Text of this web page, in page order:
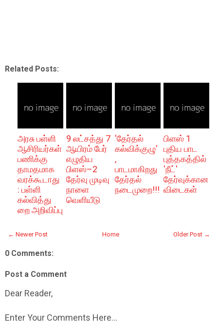
Related Posts:
அரசு பள்ளி
ஆசிரியர்கள்
பணிக்கு
தாமதமாக
வரக்கூடாது
: பள்ளி
கல்வித்து
றை அறிவிப்பு
9 லட்சத்து 7
ஆயிரம் பேர்
எழுதிய
பிளஸ்–2
தேர்வு முடிவு
நாளை
வெளியீடு
'தேர்தல்
கல்விக்குழு'
,
பாடமாகிறது
தேர்தல்
நடைமுறை!!!
பிளஸ் 1
புதிய பாட
புத்தகத்தில்
'நீட்'
தேர்வுக்கான
விடைகள்
← Newer Post Older Post →
Home
0 Comments:
Post a Comment
Dear Reader,
Enter Your Comments Here...